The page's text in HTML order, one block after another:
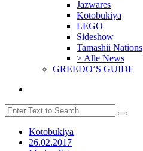
Jazwares
Kotobukiya
LEGO
Sideshow
Tamashii Nations
> Alle News
GREEDO’S GUIDE
Kotobukiya
26.02.2017